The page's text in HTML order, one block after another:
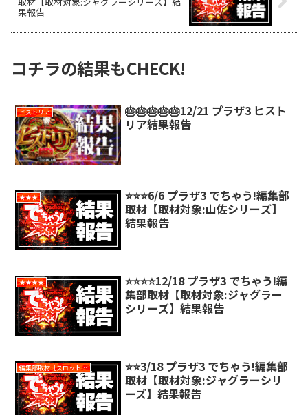
果報告
コチラの結果もCHECK!
ヒストリア
🎂🎂🎂🎂🎂12/21 プラザ3 ヒスト
リア結果報告
★★★
⭐️⭐️⭐️6/6 プラザ3 でちゃう!編集部
取材【取材対象:山佐シリーズ】
結果報告
★★★★
⭐️⭐️⭐️⭐️12/18 プラザ3 でちゃう!編
集部取材【取材対象:ジャグラー
シリーズ】結果報告
編集部取材［スロット対象機種アリ］
⭐️⭐️3/18 プラザ3 でちゃう!編集部
取材【取材対象:ジャグラーシリ
ーズ】結果報告